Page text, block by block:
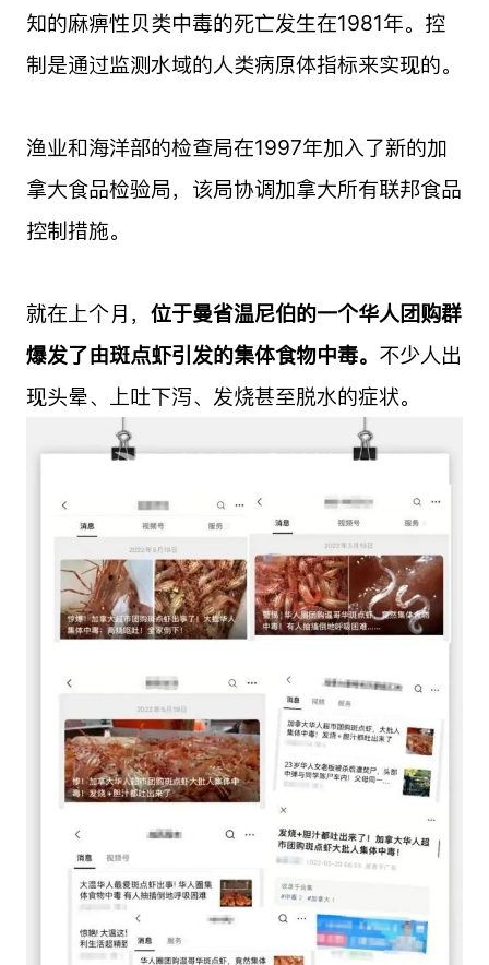
知的麻痹性贝类中毒的死亡发生在1981年。控
制是通过监测水域的人类病原体指标来实现的。
渔业和海洋部的检查局在1997年加入了新的加
拿大食品检验局，该局协调加拿大所有联邦食品
控制措施。
就在上个月， 位于曼省温尼伯的一个华人团购群
爆发了由斑点虾引发的集体食物中毒。 不少人出
现头晕、上吐下泻、发烧甚至脱水的症状。